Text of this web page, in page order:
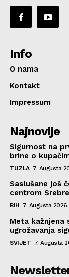
Info
O nama
Kontakt
Impressum
Najnovije
Sigurnost na
brine o
TUZLA 7. Augusta
Saslušane još
centrom
BIH 7. Augusta 2026.
Meta
ugrožavanja
SVIJET 7. Augusta